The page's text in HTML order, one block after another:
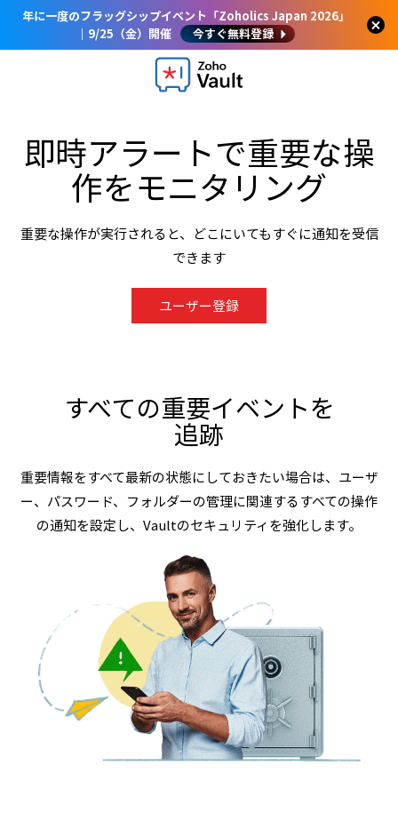
年に一度のフラッグシップイベント「Zoholics Japan 2026」
｜9/25（金）開催
今すぐ無料登録
即時アラートで重要な操
作をモニタリング
重要な操作が実行されると、どこにいてもすぐに通知を受信
できます
ユーザー登録
すべての重要イベントを
追跡
重要情報をすべて最新の状態にしておきたい場合は、ユーザ
ー、パスワード、フォルダーの管理に関連するすべての操作
の通知を設定し、Vaultのセキュリティを強化します。